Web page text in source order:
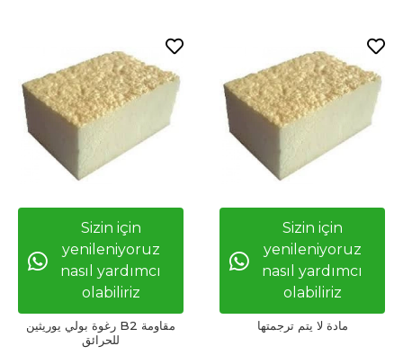
Sizin için
yenileniyoruz
nasıl yardımcı
olabiliriz
رغوة بولي يوريثين B2 مقاومة
للحرائق
Sizin için
yenileniyoruz
nasıl yardımcı
olabiliriz
مادة لا يتم ترجمتها